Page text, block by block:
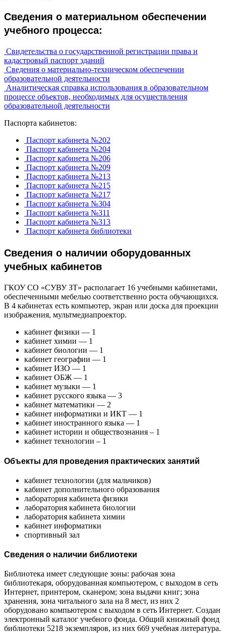
Сведения о материальном обеспечении
учебного процесса:
Свидетельства о государственной регистрации права и
кадастровый паспорт зданий
Сведения о материально-техническом обеспечении
образовательной деятельности
Аналитическая справка использования в образовательном
процессе объектов, необходимых для осуществления
образовательной деятельности
Паспорта кабинетов:
Паспорт кабинета №202
Паспорт кабинета №204
Паспорт кабинета №206
Паспорт кабинета №209
Паспорт кабинета №213
Паспорт кабинета №215
Паспорт кабинета №217
Паспорт кабинета №304
Паспорт кабинета №311
Паспорт кабинета №313
Паспорт кабинета библиотеки
Сведения о наличии оборудованных
учебных кабинетов
ГКОУ СО «СУВУ ЗТ» располагает 16 учебными кабинетами,
обеспеченными мебелью соответственно роста обучающихся.
В 4 кабинетах есть компьютер, экран или доска для проекции
изображения, мультмедиапроектор.
кабинет физики — 1
кабинет химии — 1
кабинет биологии — 1
кабинет географии — 1
кабинет ИЗО — 1
кабинет ОБЖ — 1
кабинет музыки — 1
кабинет русского языка — 3
кабинет математики — 2
кабинет информатики и ИКТ — 1
кабинет иностранного языка — 1
кабинет истории и обществознания – 1
кабинет технологии – 1
Объекты для проведения практических занятий
кабинет технологии (для мальчиков)
кабинет дополнительного образования
лаборатория кабинета физики
лаборатория кабинета биологии
лаборатория кабинета химии
кабинет информатики
спортивный зал
Сведения о наличии библиотеки
Библиотека имеет следующие зоны: рабочая зона
библиотекаря, оборудованная компьютером, с выходом в сеть
Интернет, принтером, сканером; зона выдачи книг; зона
хранения, зона читального зала на 8 мест, из них 2
оборудовано компьютером с выходом в сеть Интернет. Создан
электронный каталог учебного фонда. Общий книжный фонд
библиотеки 5218 экземпляров, из них 669 учебная литература.